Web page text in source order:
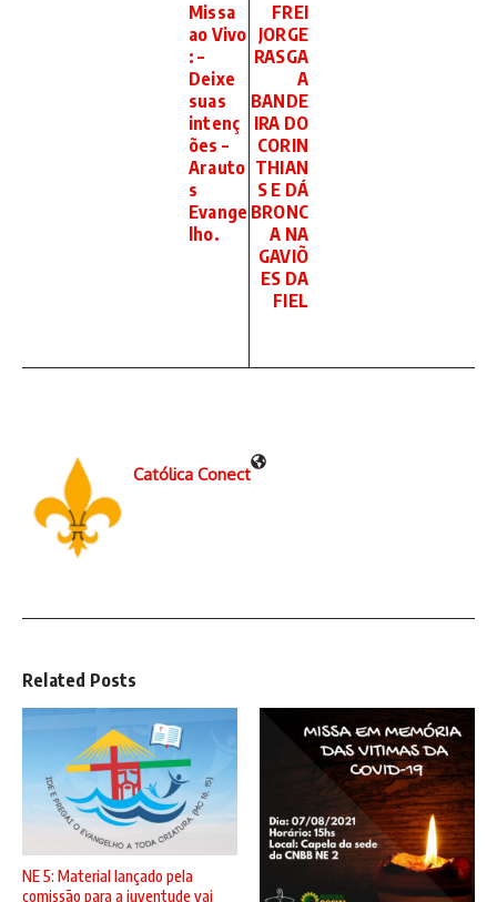
Missa
ao Vivo
: –
Deixe
suas
intenç
ões –
Arauto
s
Evange
lho.
FREI
JORGE
RASGA
A
BANDE
IRA DO
CORIN
THIAN
S E DÁ
BRONC
A NA
GAVIÕ
ES DA
FIEL
Católica Conect
Related Posts
NE 5: Material lançado pela
comissão para a juventude vai